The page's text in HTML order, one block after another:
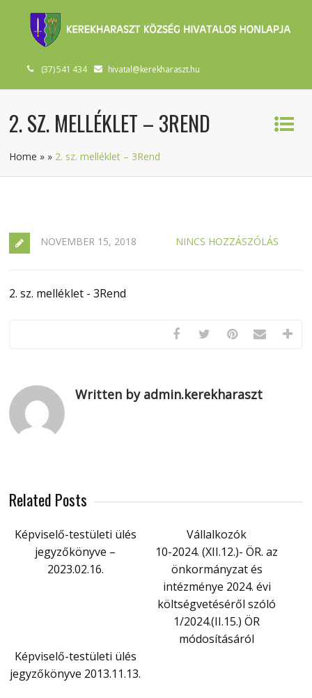
(37) 541 434 hivatal@kerekharaszt.hu
2. SZ. MELLÉKLET – 3REND
Home » » 2. sz. melléklet – 3Rend
NOVEMBER 15, 2018 NINCS HOZZÁSZÓLÁS
2. sz. melléklet - 3Rend
Written by admin.kerekharaszt
Related Posts
Képviselő-testületi ülés
jegyzőkönyve –
2023.02.16.
Vállalkozók
10-2024. (XII.12.)- ÖR. az
önkormányzat és
intézménye 2024. évi
költségvetéséről szóló
1/2024.(II.15.) ÖR
módosításáról
Képviselő-testületi ülés
jegyzőkönyve 2013.11.13.